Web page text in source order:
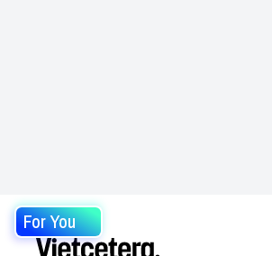
For You